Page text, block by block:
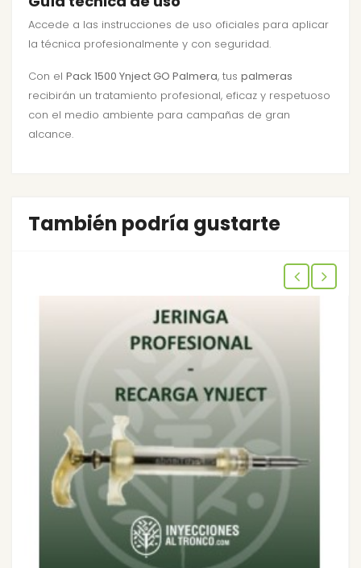
Accede a las instrucciones de uso oficiales para aplicar
la técnica profesionalmente y con seguridad.
Con el Pack 1500 Ynject GO Palmera, tus palmeras
recibirán un tratamiento profesional, eficaz y respetuoso
con el medio ambiente para campañas de gran
alcance.
También podría gustarte